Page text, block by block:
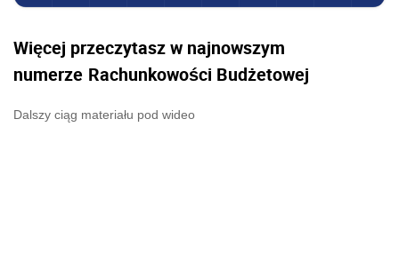
Więcej przeczytasz w najnowszym
numerze Rachunkowości Budżetowej
Dalszy ciąg materiału pod wideo